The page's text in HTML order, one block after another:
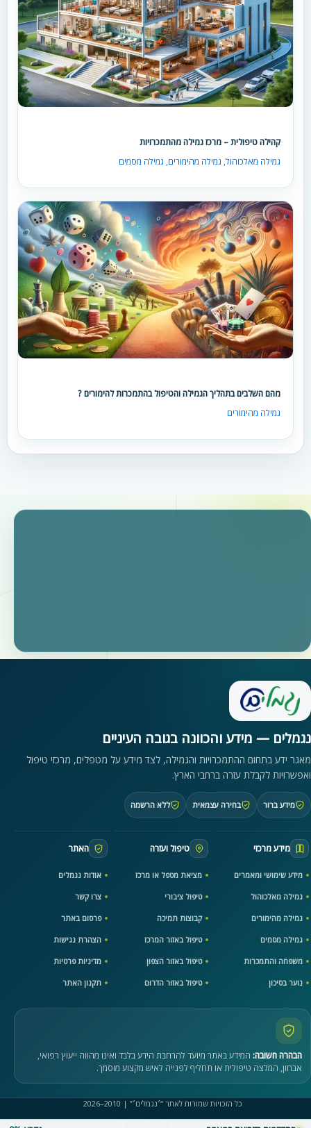
קהילה טיפולית – מרכז גמילה מהתמכרויות
גמילה מאלכוהול, גמילה מהימורים, גמילה מסמים
מהם השלבים בתהליך הגמילה והטיפול בהתמכרות להימורים ?
גמילה מהימורים
נגמלים — מידע והכוונה בגובה העיניים
מאגר ידע בתחום ההתמכרויות והגמילה, לצד מידע על מטפלים, מרכזי טיפול
ואפשרויות לקבלת עזרה ברחבי הארץ.
מידע ברור בחירה עצמאית ללא הרשמה
מידע מרכזי
מידע שימושי ומאמרים
גמילה מאלכוהול
גמילה מהימורים
גמילה מסמים
משפחה והתמכרות
נוער בסיכון
טיפול ועזרה
מציאת מטפל או מרכז
טיפול ציבורי
קבוצות תמיכה
טיפול באזור המרכז
טיפול באזור הצפון
טיפול באזור הדרום
האתר
אודות נגמלים
צרו קשר
פרסום באתר
הצהרת נגישות
מדיניות פרטיות
תקנון האתר
הבהרה חשובה: המידע באתר מיועד להרחבת הידע בלבד ואינו מהווה ייעוץ רפואי,
אבחון, המלצה טיפולית או תחליף לפנייה לאיש מקצוע מוסמך.
כל הזכויות שמורות לאתר “׳נגמלים׳” | 2010–2026
מפת האתר